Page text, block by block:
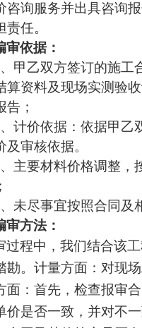
咨询服务并出具咨询
任。
审依据：
甲乙双方签订的施工
算资料及现场实测验
告；
计价依据：依据甲乙
及审核依据。
主要材料价格调整，
未尽事宜按照合同及
审方法：
过程中，我们结合该
勘。计量方面：对现
面：首先，检查报审
价是否一致，并对不